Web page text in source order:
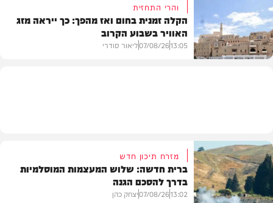
פוליטי
והרי התחזית
הקלה זמנית בחום ואז מהפך: כך ייראה מזג
האוויר בשבוע הקרוב
13:05
07/08/26ליאור סודרי
מזרח תיכון חדש
ברית חדשה: שלוש המעצמות המוסלמיות
בדרך להסכם הגנה
13:02
07/08/26יצחק כהן